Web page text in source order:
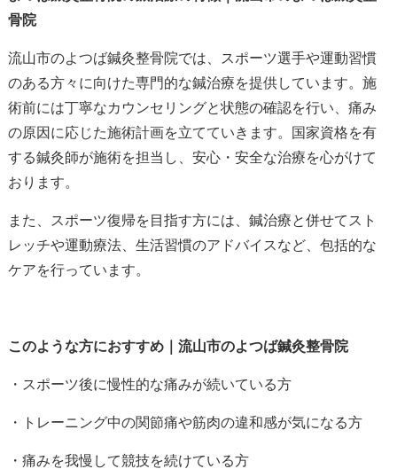
骨院
流山市のよつば鍼灸整骨院では、スポーツ選手や運動習慣
のある方々に向けた専門的な鍼治療を提供しています。施
術前には丁寧なカウンセリングと状態の確認を行い、痛み
の原因に応じた施術計画を立てていきます。国家資格を有
する鍼灸師が施術を担当し、安心・安全な治療を心がけて
おります。
また、スポーツ復帰を目指す方には、鍼治療と併せてスト
レッチや運動療法、生活習慣のアドバイスなど、包括的な
ケアを行っています。
このような方におすすめ｜流山市のよつば鍼灸整骨院
・スポーツ後に慢性的な痛みが続いている方
・トレーニング中の関節痛や筋肉の違和感が気になる方
・痛みを我慢して競技を続けている方